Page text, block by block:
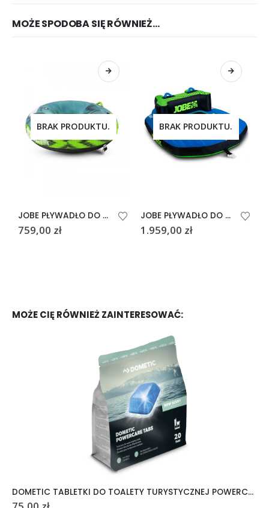
MOŻE SPODOBA SIĘ RÓWNIEŻ…
BRAK PRODUKTU.
JOBE PŁYWADŁO DO HOLOWANIA HOTSEAT 1P
759,00 zł
BRAK PRODUKTU.
JOBE PŁYWADŁO DO HOLOWANIA SWATH 2P
1.959,00 zł
MOŻE CIĘ RÓWNIEŻ ZAINTERESOWAĆ:
DOMETIC TABLETKI DO TOALETY TURYSTYCZNEJ POWERCARE TABS 20 SZTUK